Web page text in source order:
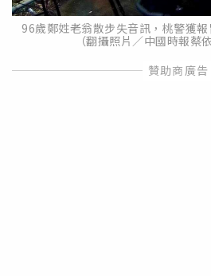
96歲鄭姓老翁散步失音訊，桃警獲
（翻攝照片／中國時報蔡